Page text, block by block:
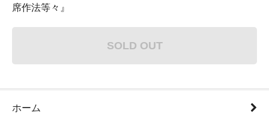
席作法等々』
SOLD OUT
ホーム